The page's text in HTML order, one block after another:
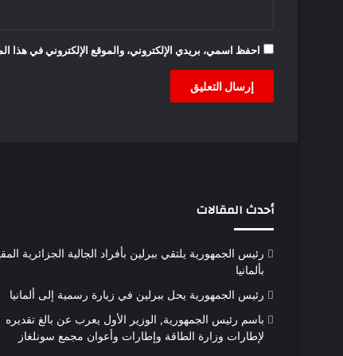
احفظ اسمي، بريدي الإلكتروني، والموقع الإلكتروني في هذا
أحدث المقالات
رئيس الجمهورية يلتقي ببرلين بأفراد الجالية الجزائرية
بألمانيا
رئيس الجمهورية يحل ببرلين في زيارة رسمية إلى ألمانيا
باسم رئيس الجمهورية, الوزير الأول يعرب عن بالغ تقديره
لإطارات وزارة الطاقة وإطارات وأعوان مجمع سونلغاز